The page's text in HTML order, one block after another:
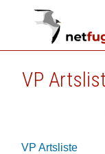
VP
VP Artsliste